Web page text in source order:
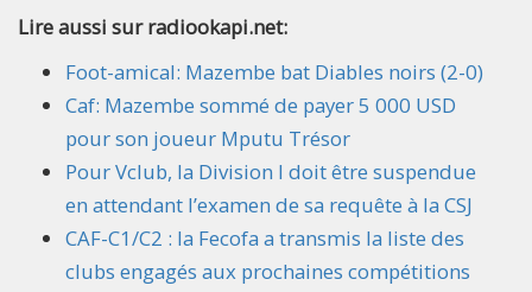
Lire aussi sur radiookapi.net:
Foot-amical: Mazembe bat Diables noirs (2-0)
Caf: Mazembe sommé de payer 5 000 USD
pour son joueur Mputu Trésor
Pour Vclub, la Division I doit être suspendue
en attendant l’examen de sa requête à la CSJ
CAF-C1/C2 : la Fecofa a transmis la liste des
clubs engagés aux prochaines compétitions